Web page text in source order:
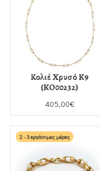
Κολιέ Χρυσό K9
(KO00232)
405,00€
2 - 3 εργάσιμες μέρες